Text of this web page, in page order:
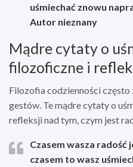
uśmiechać znowu
Autor nieznany
Mądre cytaty o
filozoficzne i
Filozofia codzienności często
gestów. Te mądre cytaty o
refleksji nad tym, czym jest
Czasem wasza radość
czasem to wasz